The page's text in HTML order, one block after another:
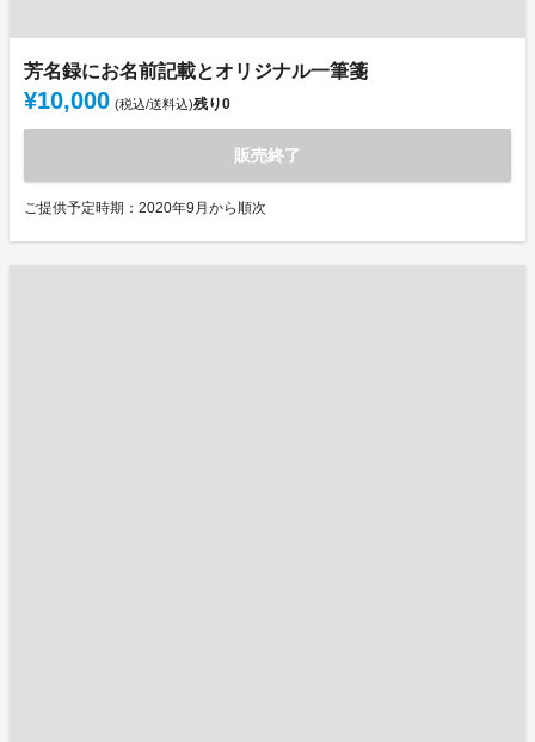
芳名録にお名前記載とオリジナル一筆箋
¥10,000 (税込/送料込)残り0
販売終了
ご提供予定時期：2020年9月から順次